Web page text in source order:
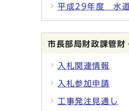
平成29年度 水道
市長部局財政課管財
入札関連情報
入札参加申請
工事発注見通し